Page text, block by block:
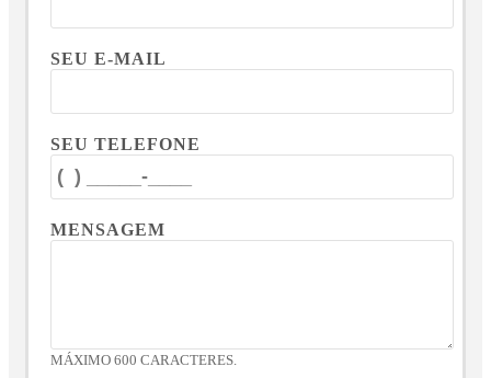
SEU E-MAIL
SEU TELEFONE
MENSAGEM
MÁXIMO 600 CARACTERES.